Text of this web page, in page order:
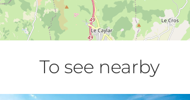
To see nearby